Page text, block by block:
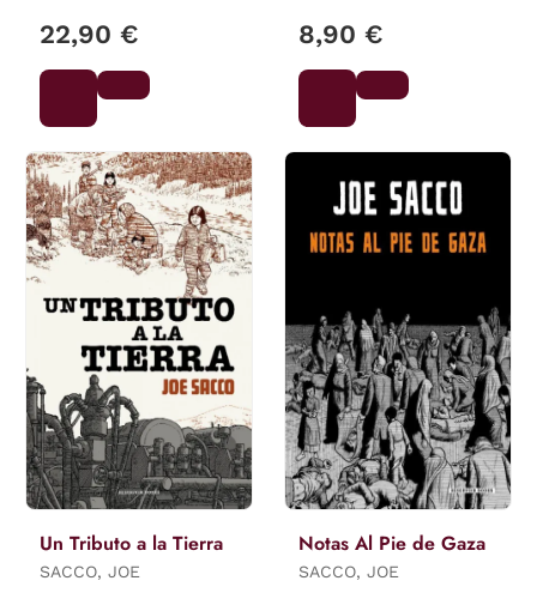
22,90 € 8,90 €
Un Tributo a la Tierra
SACCO, JOE
Notas Al Pie de Gaza
SACCO, JOE